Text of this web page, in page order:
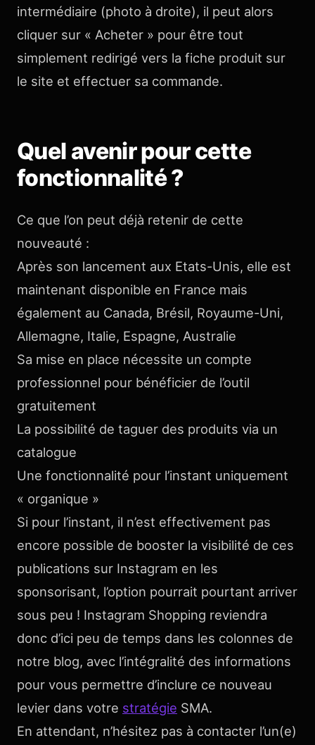
intermédiaire (photo à droite), il peut alors
cliquer sur « Acheter » pour être tout
simplement redirigé vers la fiche produit sur
le site et effectuer sa commande.
Quel avenir pour cette
fonctionnalité ?
Ce que l’on peut déjà retenir de cette
nouveauté :
Après son lancement aux Etats-Unis, elle est
maintenant disponible en France mais
également au Canada, Brésil, Royaume-Uni,
Allemagne, Italie, Espagne, Australie
Sa mise en place nécessite un compte
professionnel pour bénéficier de l’outil
gratuitement
La possibilité de taguer des produits via un
catalogue
Une fonctionnalité pour l’instant uniquement
« organique »
Si pour l’instant, il n’est effectivement pas
encore possible de booster la visibilité de ces
publications sur Instagram en les
sponsorisant, l’option pourrait pourtant arriver
sous peu ! Instagram Shopping reviendra
donc d’ici peu de temps dans les colonnes de
notre blog, avec l’intégralité des informations
pour vous permettre d’inclure ce nouveau
levier dans votre stratégie SMA.
En attendant, n’hésitez pas à contacter l’un(e)